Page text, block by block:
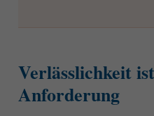
Verlässlichkeit
Anforderung